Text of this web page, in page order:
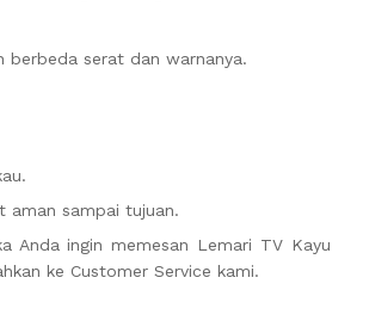
berbeda serat dan warnanya.
aman sampai tujuan.
Anda ingin memesan Lemari TV Kayu
ke Customer Service kami.